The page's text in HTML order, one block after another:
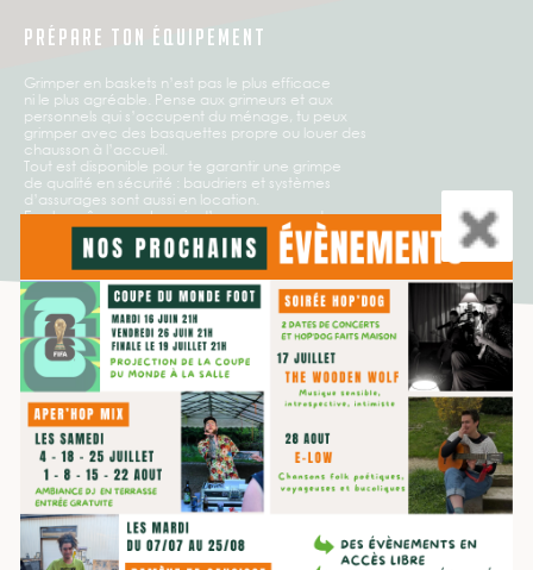
PRÉPARE TON ÉQUIPEMENT
Grimper en baskets n’est pas le plus efficace
ni le plus agréable. Pense aux grimeurs et aux
personnels qui s’occupent du ménage, tu peux
grimper avec des basquettes propre ou louer des
chausson à l’accueil.
Tout est disponible pour te garantir une grimpe
de qualité en sécurité : baudriers et systèmes
d’assurages sont aussi en location.
En plus même pas besoin d’amener sa corde,
elles sont déjà à disposition gratuitement sur le
HOP’N BLOC, C’EST POUR TOI dans tous les cas!
Je veux
GRIMPER EN
AUTONOMIE
L’ACCÈS LIBRE